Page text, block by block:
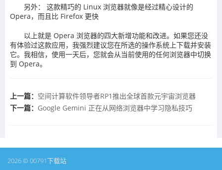
另外： 这款精巧的 Linux 浏览器就像是经过精心设计的
Opera，而且比 Firefox 更快
以上就是 Opera 浏览器的四大新增功能和改进。如果您还没
有体验过这款应用，我强烈建议您在所选的操作系统上下载并安装
它。我相信，使用一天后，您就会从当前使用的任何浏览器中切换
到 Opera。
上一篇： 空间计算软件领导者​RP1推出全球首款元宇宙浏览器
下一篇： ​Google Gemini 正在从网络浏览器中学习隐私技巧
2026 © 00791下载站